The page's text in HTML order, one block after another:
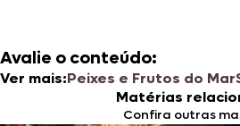
Avalie o conteúdo:
Ver mais:Peixes e Frutos do Mar
Matérias
Confira outras